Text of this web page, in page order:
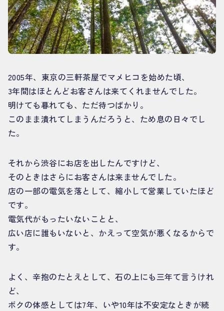
2005年、東京の三軒茶屋でマメヒコを始めた頃、
3年間はほとんどお客さんは来てくれませんでした。
明けても暮れても、ただ待つばかり。
このまま潰れてしまうんだろうと、ため息の日々でし
た。
それから渋谷にお店を出したんですけど、
そのときはさらにお客さんは来ませんでした。
店の一部の電気を落として、縮小して営業していたほど
です。
電気代がもったいないことと、
広い店に誰もいないと、かえって空気が悪くなるからで
す。
よく、辛抱のたとえとして、石の上にも三年て言うけれ
ど、
ボクの体感としては7年、いや10年は不安定なときが続